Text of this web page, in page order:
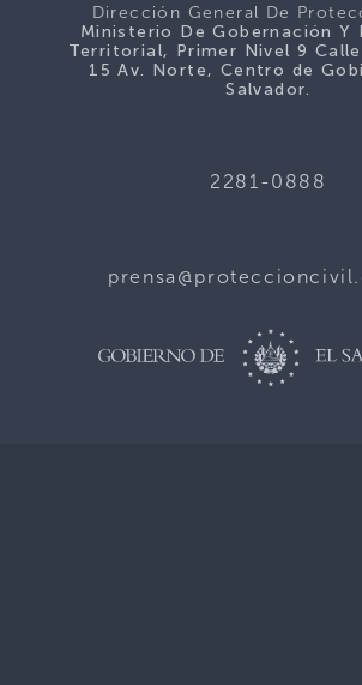
Dirección General De
Ministerio De Gobernación Y
Territorial, Primer Nivel 9
15 Av. Norte, Centro de
Salvador.
2281-0888